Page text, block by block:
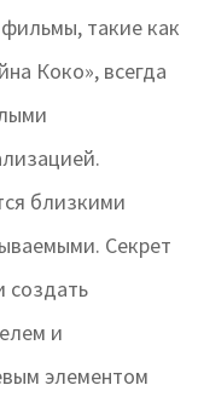
такие как
Коко», всегда
близкими
Секрет
создать
и
элементом